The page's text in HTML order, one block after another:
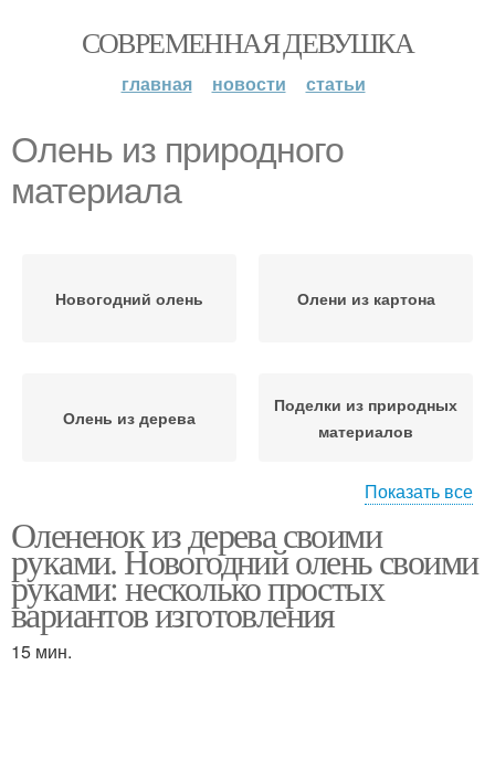
СОВРЕМЕННАЯ ДЕВУШКА
главная новости статьи
Олень из природного
материала
Новогодний олень Олени из картона
Олень из дерева
Поделки из природных
материалов
Олени из дерева Олень из шишек
Олень на новый год
Показать все
Олененок из дерева своими
руками. Новогодний олень своими
руками: несколько простых
вариантов изготовления
15 мин.